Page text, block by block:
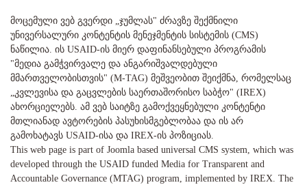
მოცემული ვებ გვერდი „ჯუმლას" ძრავზე შექმნილი
უნივერსალური კონტენტის მენეჯმენტის სისტემის (CMS)
ნაწილია. ის USAID-ის მიერ დაფინანსებული პროგრამის
"მედია გამჭვირვალე და ანგარიშვალდებული
მმართველობისთვის" (M-TAG) მეშვეობით შეიქმნა, რომელსაც
„კვლევისა და გაცვლების საერთაშორისო საბჭო" (IREX)
ახორციელებს. ამ ვებ საიტზე გამოქვეყნებული კონტენტი
მთლიანად ავტორების პასუხისმგებლობაა და ის არ
გამოხატავს USAID-ისა და IREX-ის პოზიციას.
This web page is part of Joomla based universal CMS system, which was
developed through the USAID funded Media for Transparent and
Accountable Governance (MTAG) program, implemented by IREX. The